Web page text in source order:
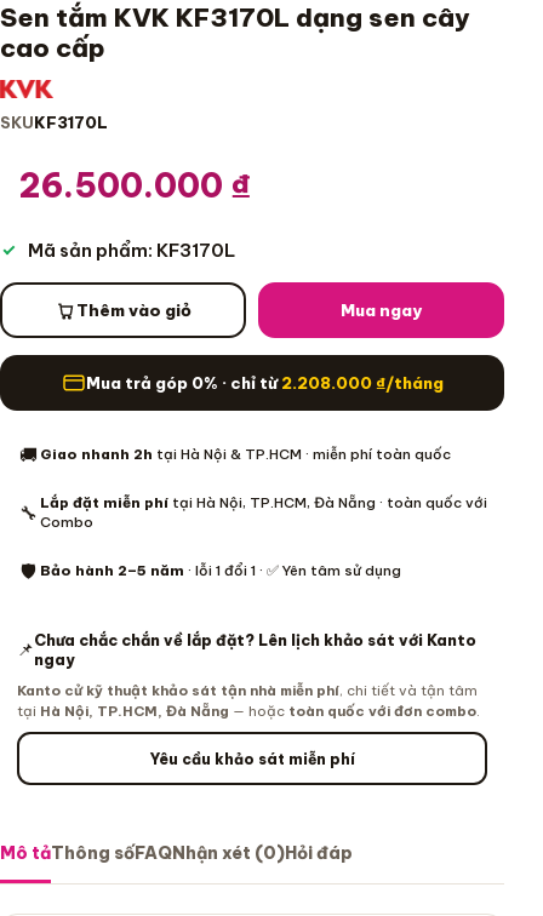
Sen tắm KVK KF3170L dạng sen cây
cao cấp
SKUKF3170L
26.500.000 ₫
Mã sản phẩm: KF3170L
Thêm vào giỏ Mua ngay
Mua trả góp 0% · chỉ từ2.208.000 ₫/tháng
🚚 Giao nhanh 2h tại Hà Nội & TP.HCM · miễn phí toàn quốc
🔧 Lắp đặt miễn phí tại Hà Nội, TP.HCM, Đà Nẵng · toàn quốc với
Combo
🛡️ Bảo hành 2–5 năm · lỗi 1 đổi 1 · ✅ Yên tâm sử dụng
📌Chưa chắc chắn về lắp đặt? Lên lịch khảo sát với Kanto
ngay
Kanto cử kỹ thuật khảo sát tận nhà miễn phí, chi tiết và tận tâm
tại Hà Nội, TP.HCM, Đà Nẵng — hoặc toàn quốc với đơn combo.
Yêu cầu khảo sát miễn phí
Mô tảThông sốFAQNhận xét (0)Hỏi đáp